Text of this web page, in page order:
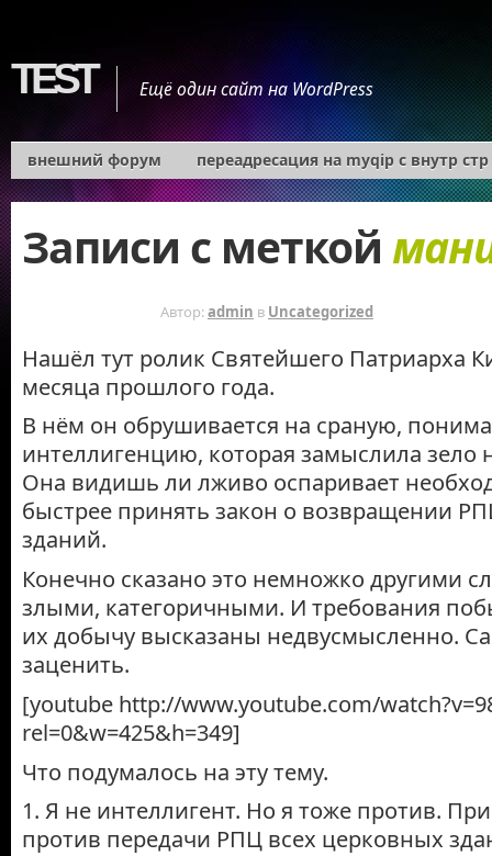
TEST Ещё один сайт на WordPress
внешний форум переадресация на myqip с внутр стр
Записи с меткой
Автор:admin в Uncategorized
Нашёл тут ролик Святейшего Патриарха
месяца прошлого года.
В нём он обрушивается на сраную,
интеллигенцию, которая замыслила
Она видишь ли лживо оспаривает
быстрее принять закон о возвращении
зданий.
Конечно сказано это немножко другими
злыми, категоричными. И требования
их добычу высказаны недвусмысленно.
заценить.
[youtube http://www.youtube.com/
rel=0&w=425&h=349]
Что подумалось на эту тему.
1. Я не интеллигент. Но я тоже против.
против передачи РПЦ всех церковных